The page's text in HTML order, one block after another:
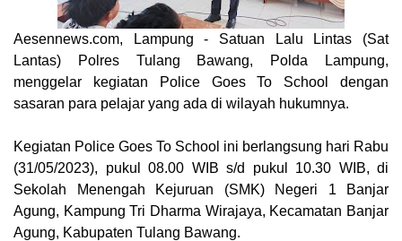
Aesennews.com, Lampung - Satuan Lalu Lintas (Sat
Lantas) Polres Tulang Bawang, Polda Lampung,
menggelar kegiatan Police Goes To School dengan
sasaran para pelajar yang ada di wilayah hukumnya.
Kegiatan Police Goes To School ini berlangsung hari Rabu
(31/05/2023), pukul 08.00 WIB s/d pukul 10.30 WIB, di
Sekolah Menengah Kejuruan (SMK) Negeri 1 Banjar
Agung, Kampung Tri Dharma Wirajaya, Kecamatan Banjar
Agung, Kabupaten Tulang Bawang.